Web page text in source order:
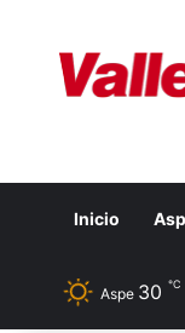
Inicio
Aspe 30 ℃